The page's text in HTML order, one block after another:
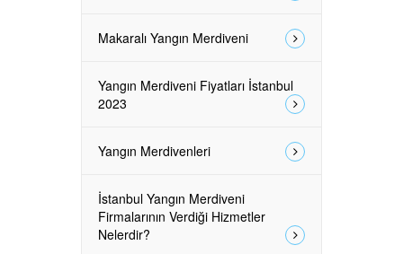
Makaralı Yangın Merdiveni
Yangın Merdiveni Fiyatları İstanbul
2023
Yangın Merdivenleri
İstanbul Yangın Merdiveni
Firmalarının Verdiği Hizmetler
Nelerdir?